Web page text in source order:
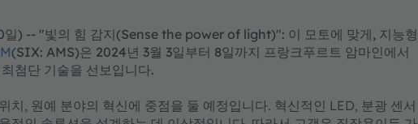
) -- "빛의 힘 감지(Sense the power of light)": 이 모토에 맞게, 지능형
(SIX: AMS)은 2024년 3월 3일부터 8일까지 프랑크푸르트 암마인에서
첨단 기술을 선보입니다.
치, 원예 분야의 혁신에 중점을 둘 예정입니다. 혁신적인 LED, 분광 센서